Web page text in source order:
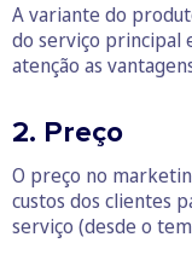
A variante do
do serviço principal
atenção as
2. Preço
O preço no
custos dos clientes
serviço (desde o